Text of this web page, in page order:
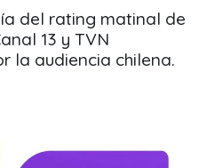
del rating matinal de
13 y TVN
la audiencia chilena.